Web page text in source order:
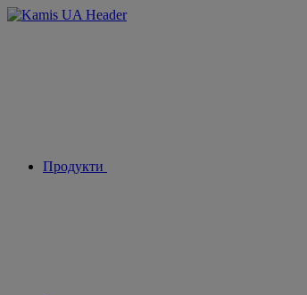
Продукти